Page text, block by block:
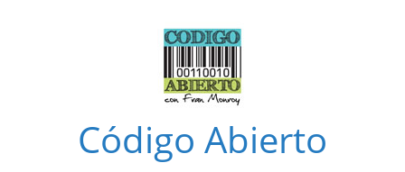
Código Abierto